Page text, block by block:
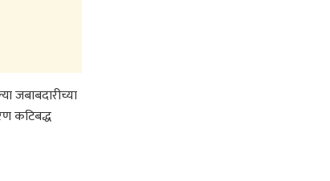
जबाबदारीच्या
कटिबद्ध